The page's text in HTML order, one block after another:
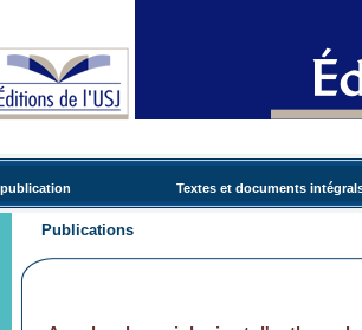
Textes et documents
Publications